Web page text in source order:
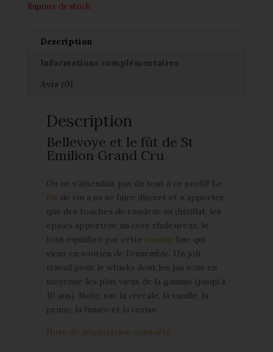
Rupture de stock
Description
Informations complémentaires
Avis (0)
Description
Bellevoye et le fût de St
Emilion Grand Cru
On ne s’attendait pas du tout à ce profil! Le
fût de vin a su se faire discret et n’apporter
que des touches de rondeur au distillat, les
épices apportent un coté chaleureux, le
tout équilibré par cette tourbe fine qui
vient en soutien de l’ensemble. Un joli
travail pour le whisky dont les jus sont en
moyenne les plus vieux de la gamme (jusqu’à
10 ans). Note: sur la céréale, la vanille, la
prune, la fumée et la cerise.
Note de dégustation complète